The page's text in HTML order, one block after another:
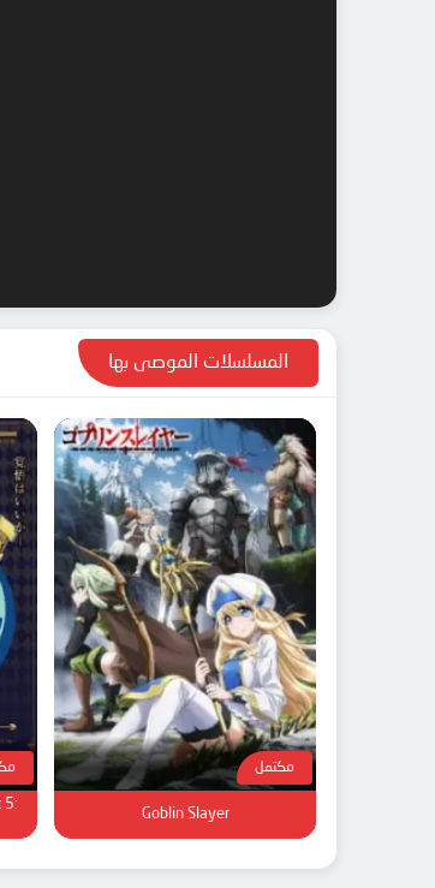
المسلسلات الموصى بها
مكتمل
Goblin Slayer
5: